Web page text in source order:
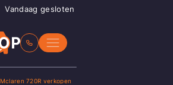
Vandaag gesloten
Mclaren 720R verkopen